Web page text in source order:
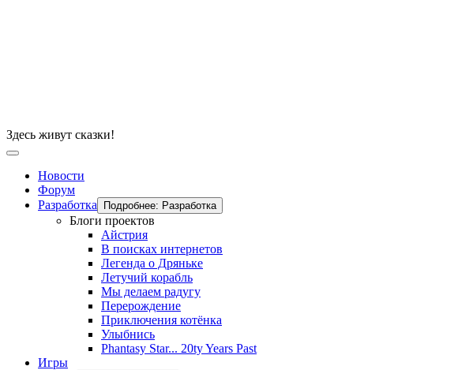
Здесь живут сказки!
Новости
Форум
Разработка
Подробнее: Разработка
Блоги проектов
Айстрия
В поисках интернетов
Легенда о Дряньке
Летучий корабль
Мы делаем радугу
Перерождение
Приключения котёнка
Улыбнись
Phantasy Star... 20ty Years Past
Игры